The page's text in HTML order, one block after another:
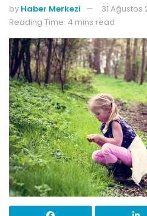
by Haber Merkezi
31 Ağustos
Reading Time: 4 mins read